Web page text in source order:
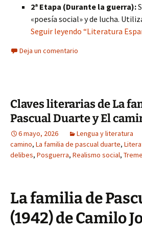
2ª Etapa (Durante la guerra):
«poesía social» y de lucha.
Seguir leyendo “Literatura
Deja un comentario
Claves literarias de La
Pascual Duarte y El
6 mayo, 2026 Lengua y literatura
camino, La familia de pascual duarte,
delibes, Posguerra, Realismo social,
La familia de
(1942) de Camilo